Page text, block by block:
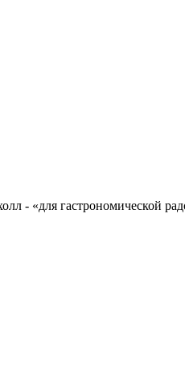
- «для гастрономической